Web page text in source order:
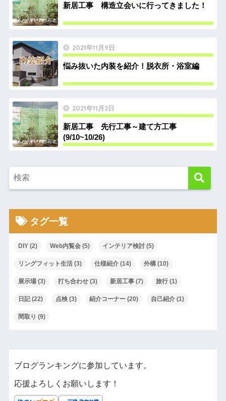
新居工事 構造立会いに行ってきました！
2021年11月9日
悩み抜いた内装を紹介！脱衣所・浴室編
2021年11月2日
新居工事 先行工事～建て方工事
(9/10~10/26)
タグ一覧
DIY(2) Web内覧会(5) インテリア検討(5)
リングフィット生活(3) 仕様紹介(14) 外構(10)
展示場(3) 打ち合わせ(3) 新居工事(7) 旅行(1)
日記(22) 点検(3) 紹介コーナー(20) 自己紹介(1)
間取り (9)
ブログランキングに参加しています。
応援よろしくお願いします！